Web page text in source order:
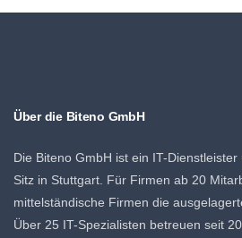
Über die Biteno GmbH
Die Biteno GmbH ist ein IT-
Sitz in Stuttgart. Für Firmen ab 20
mittelständische Firmen die
Über 25 IT-Spezialisten betreuen seit